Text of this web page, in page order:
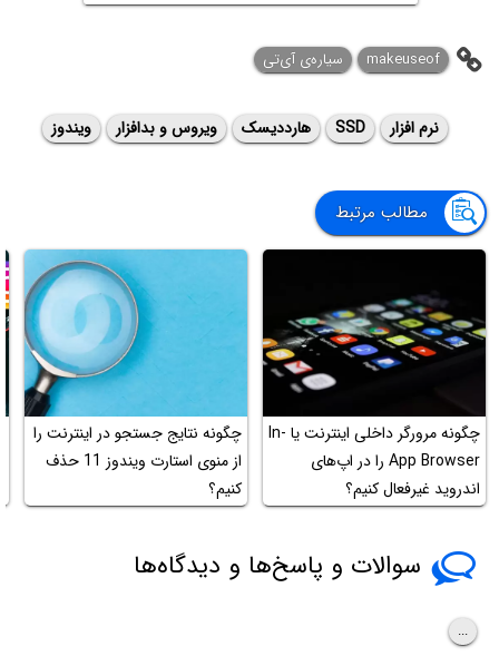
makeuseof سیاره‌ی آی‌تی
نرم افزار SSD هارددیسک ویروس و بدافزار ویندوز
مطالب مرتبط
چگونه مرورگر داخلی اینترنت یا In-
App Browser را در اپ‌های
اندروید غیرفعال کنیم؟
چگونه نتایج جستجو در اینترنت را
از منوی استارت ویندوز 11 حذف
کنیم؟
سوالات و پاسخ‌ها و دیدگاه‌ها
...